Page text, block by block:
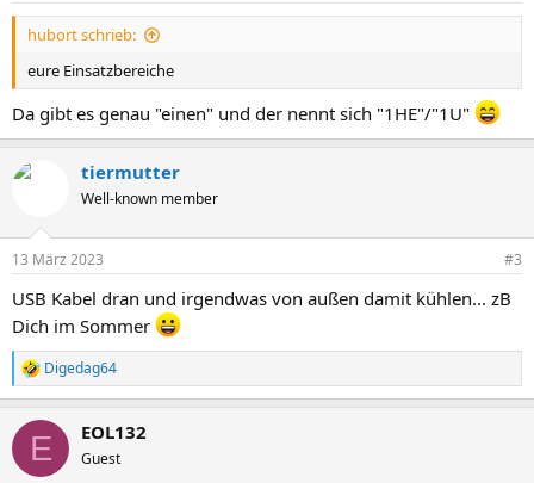
hubort schrieb:
eure Einsatzbereiche
Da gibt es genau "einen" und der nennt sich "1HE"/"1U"
tiermutter
Well-known member
13 März 2023 #3
USB Kabel dran und irgendwas von außen damit kühlen... zB
Dich im Sommer
R
e
k
i
Digedag64
E EOL132
Guest